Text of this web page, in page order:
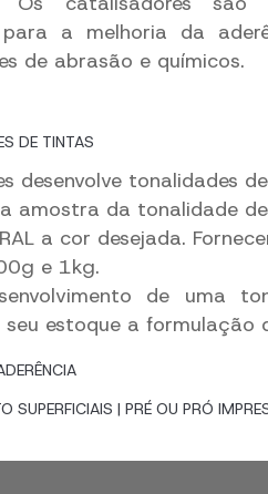
para a melhoria da
de abrasão e químicos.
DE TINTAS
desenvolve tonalidades
amostra da tonalidade
a cor desejada.
e 1kg.
de uma
estoque a formulação
SUPERFICIAIS | PRÉ OU PRÓ